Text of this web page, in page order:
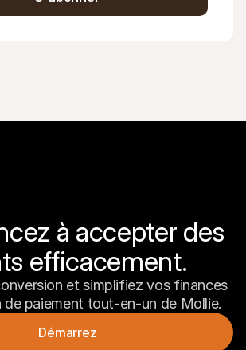
à accepter des
efficacement.
et simplifiez vos finances
de paiement tout-en-un de Mollie.
Démarrez